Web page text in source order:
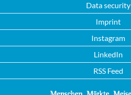
Data security
Imprint
Instagram
LinkedIn
RSS Feed